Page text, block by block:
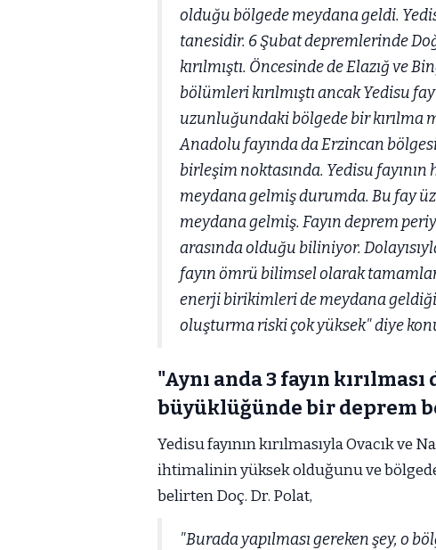
olduğu bölgede meydana geldi.
tanesidir. 6 Şubat depremlerinde
kırılmıştı. Öncesinde de Elazığ ve
bölümleri kırılmıştı ancak Yedisu
uzunluğundaki bölgede bir kırılma
Anadolu fayında da Erzincan
birleşim noktasında. Yedisu
meydana gelmiş durumda. Bu fay
meydana gelmiş. Fayın deprem
arasında olduğu biliniyor.
fayın ömrü bilimsel olarak
enerji birikimleri de meydana
oluşturma riski çok yüksek" diye
"Aynı anda 3 fayın
büyüklüğünde bir deprem
Yedisu fayının kırılmasıyla Ovacık ve
ihtimalinin yüksek olduğunu ve
belirten Doç. Dr. Polat,
"Burada yapılması gereken şey, o